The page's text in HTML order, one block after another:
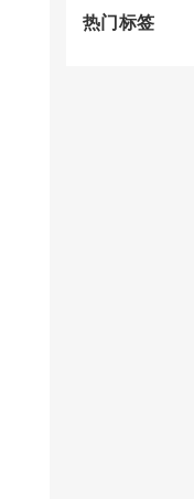
热门标签